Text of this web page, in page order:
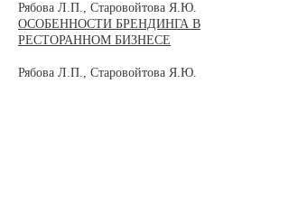
Рябова Л.П., Старовойтова Я.Ю.
ОСОБЕННОСТИ БРЕНДИНГА В
РЕСТОРАННОМ БИЗНЕСЕ
Рябова Л.П., Старовойтова Я.Ю.